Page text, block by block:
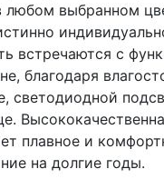
выбранном
встречаются с
благодаря
светодиодной
плавное и
на долгие годы.